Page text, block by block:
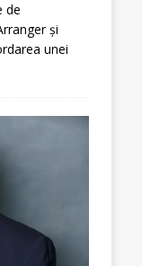
de
și
unei